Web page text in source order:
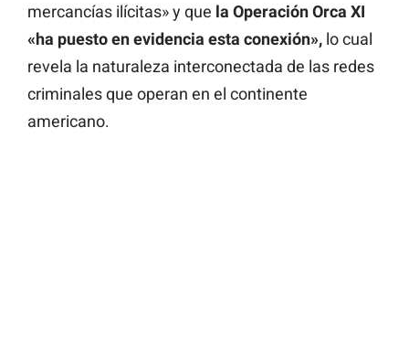
mercancías ilícitas» y que la Operación Orca XI
«ha puesto en evidencia esta conexión», lo cual
revela la naturaleza interconectada de las redes
criminales que operan en el continente
americano.